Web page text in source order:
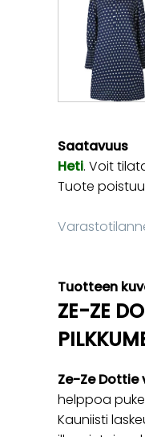
Saatavuus
Heti. Voit
Tuote
Tuotteen
ZE-ZE
Ze-Ze Dottie
helppoa
Kauniisti